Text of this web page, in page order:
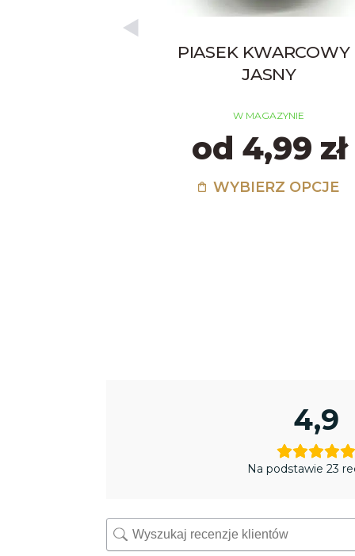
PIASEK KWARCOWY
JASNY
W MAGAZYNIE
od 4,99 zł
WYBIERZ OPCJE
4,9
Na podstawie 23